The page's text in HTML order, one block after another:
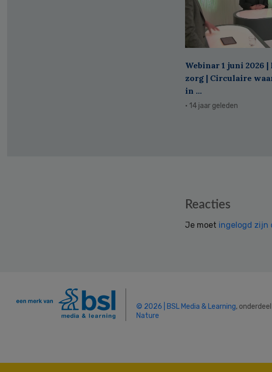
Webinar 1 juni 2026 |
zorg | Circulaire
in ...
· 14 jaar geleden
Reacties
Je moet ingelogd zijn
© 2026 | BSL Media & Learning,
Nature